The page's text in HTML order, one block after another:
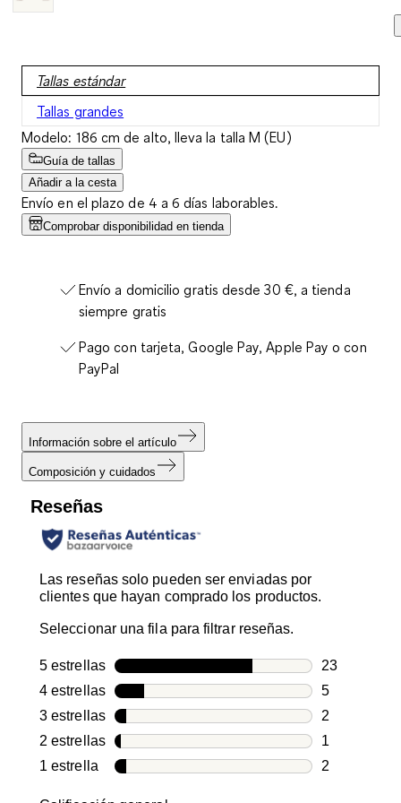
Tallas estándar
Tallas grandes
Modelo: 186 cm de alto, lleva la talla M (EU)
Guía de tallas
Añadir a la cesta
Envío en el plazo de 4 a 6 días laborables.
Comprobar disponibilidad en tienda
Envío a domicilio gratis desde 30 €, a tienda
siempre gratis
Pago con tarjeta, Google Pay, Apple Pay o con
PayPal
Información sobre el artículo
Composición y cuidados
Reseñas
Las reseñas solo pueden ser enviadas por
clientes que hayan comprado los productos.
Seleccionar una fila para filtrar reseñas.
5 estrellasestrellas
23
23 reseñas
4 estrellasestrellas
5
5 reseñas
3 estrellasestrellas
2
2 reseñas
2 estrellasestrellas
1
1 reseña
1 estrellaestrellas
2